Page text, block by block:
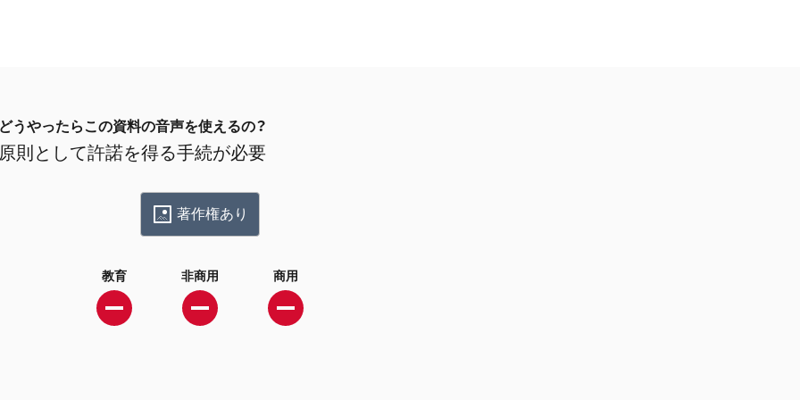
どうやったらこの資料の音声を使えるの？
原則として許諾を得る手続が必要
著作権あり
教育 非商用 商用